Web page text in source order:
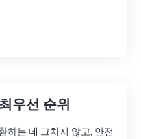
우선 순위
하는 데 그치지 않고, 안전